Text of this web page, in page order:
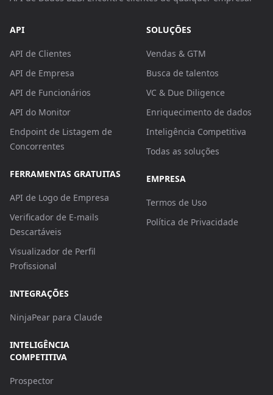
API
API de Clientes
API de Empresa
API de Funcionários
API do Monitor
Endpoint de Listagem de
Concorrentes
FERRAMENTAS GRATUITAS
API de Logo de Empresa
Verificador de E-mails
Descartáveis
Visualizador de Perfil
Profissional
INTEGRAÇÕES
NinjaPear para Claude
INTELIGÊNCIA
COMPETITIVA
Prospector
SOLUÇÕES
Vendas & GTM
Busca de talentos
VC & Due Diligence
Enriquecimento de dados
Inteligência Competitiva
Todas as soluções
EMPRESA
Termos de Uso
Política de Privacidade